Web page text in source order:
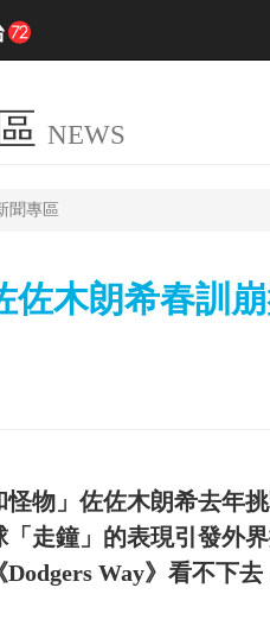
NEWS
聞專區
佐木朗希春訓
怪物」佐佐木朗希去年
「走鐘」的表現引發外
Dodgers Way》看不下